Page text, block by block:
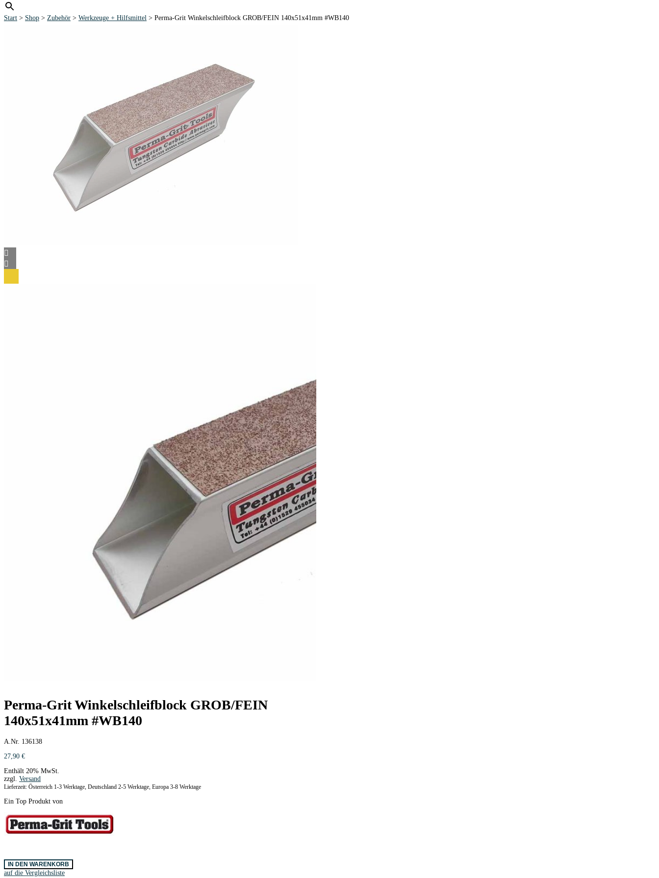
Start > Shop > Zubehör > Werkzeuge + Hilfsmittel > Perma-Grit Winkelschleifblock GROB/FEIN 140x51x41mm #WB140
Perma-Grit Winkelschleifblock GROB/FEIN
140x51x41mm #WB140
A.Nr. 136138
27,90 €
Enthält 20% MwSt.
zzgl. Versand
Lieferzeit: Österreich 1-3 Werktage, Deutschland 2-5 Werktage, Europa 3-8 Werktage
Ein Top Produkt von
Perma-
Grit
IN DEN WARENKORB
auf die Vergleichsliste